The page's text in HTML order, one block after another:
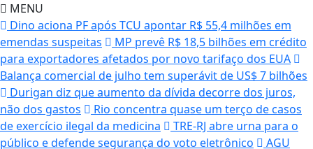
MENU
Dino aciona PF após TCU apontar R$ 55,4 milhões em
emendas suspeitas
MP prevê R$ 18,5 bilhões em crédito
para exportadores afetados por novo tarifaço dos EUA
Balança comercial de julho tem superávit de US$ 7 bilhões
Durigan diz que aumento da dívida decorre dos juros,
não dos gastos
Rio concentra quase um terço de casos
de exercício ilegal da medicina
TRE-RJ abre urna para o
público e defende segurança do voto eletrônico
AGU